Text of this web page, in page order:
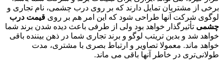
برخی از مشتریان تمایل دارند که بر روی درب چشمی، نام تجاری و
لوگوی شرکت آنها طراحی شود که این امر هم بر روی قیمت درب
چشمی تأثیرگذار خواهد بود ولی از طرفی باعث دیده شدن برند شما
خواهد شد و بدین تریتب لوگو و برند تجاری شما در ذهن بیننده باقی
خواهد ماند. معمولا تصاویر و ارتباط بصری با مشتری، مدت
طولانی‌تری در خاطر آنها باقی می ماند.